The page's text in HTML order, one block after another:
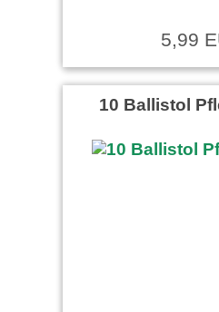
5,99
10 Ballistol